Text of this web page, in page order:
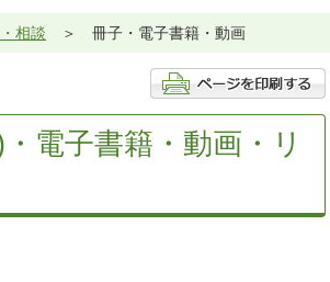
相談 冊子・電子書籍・動画
電子書籍・動画・リ